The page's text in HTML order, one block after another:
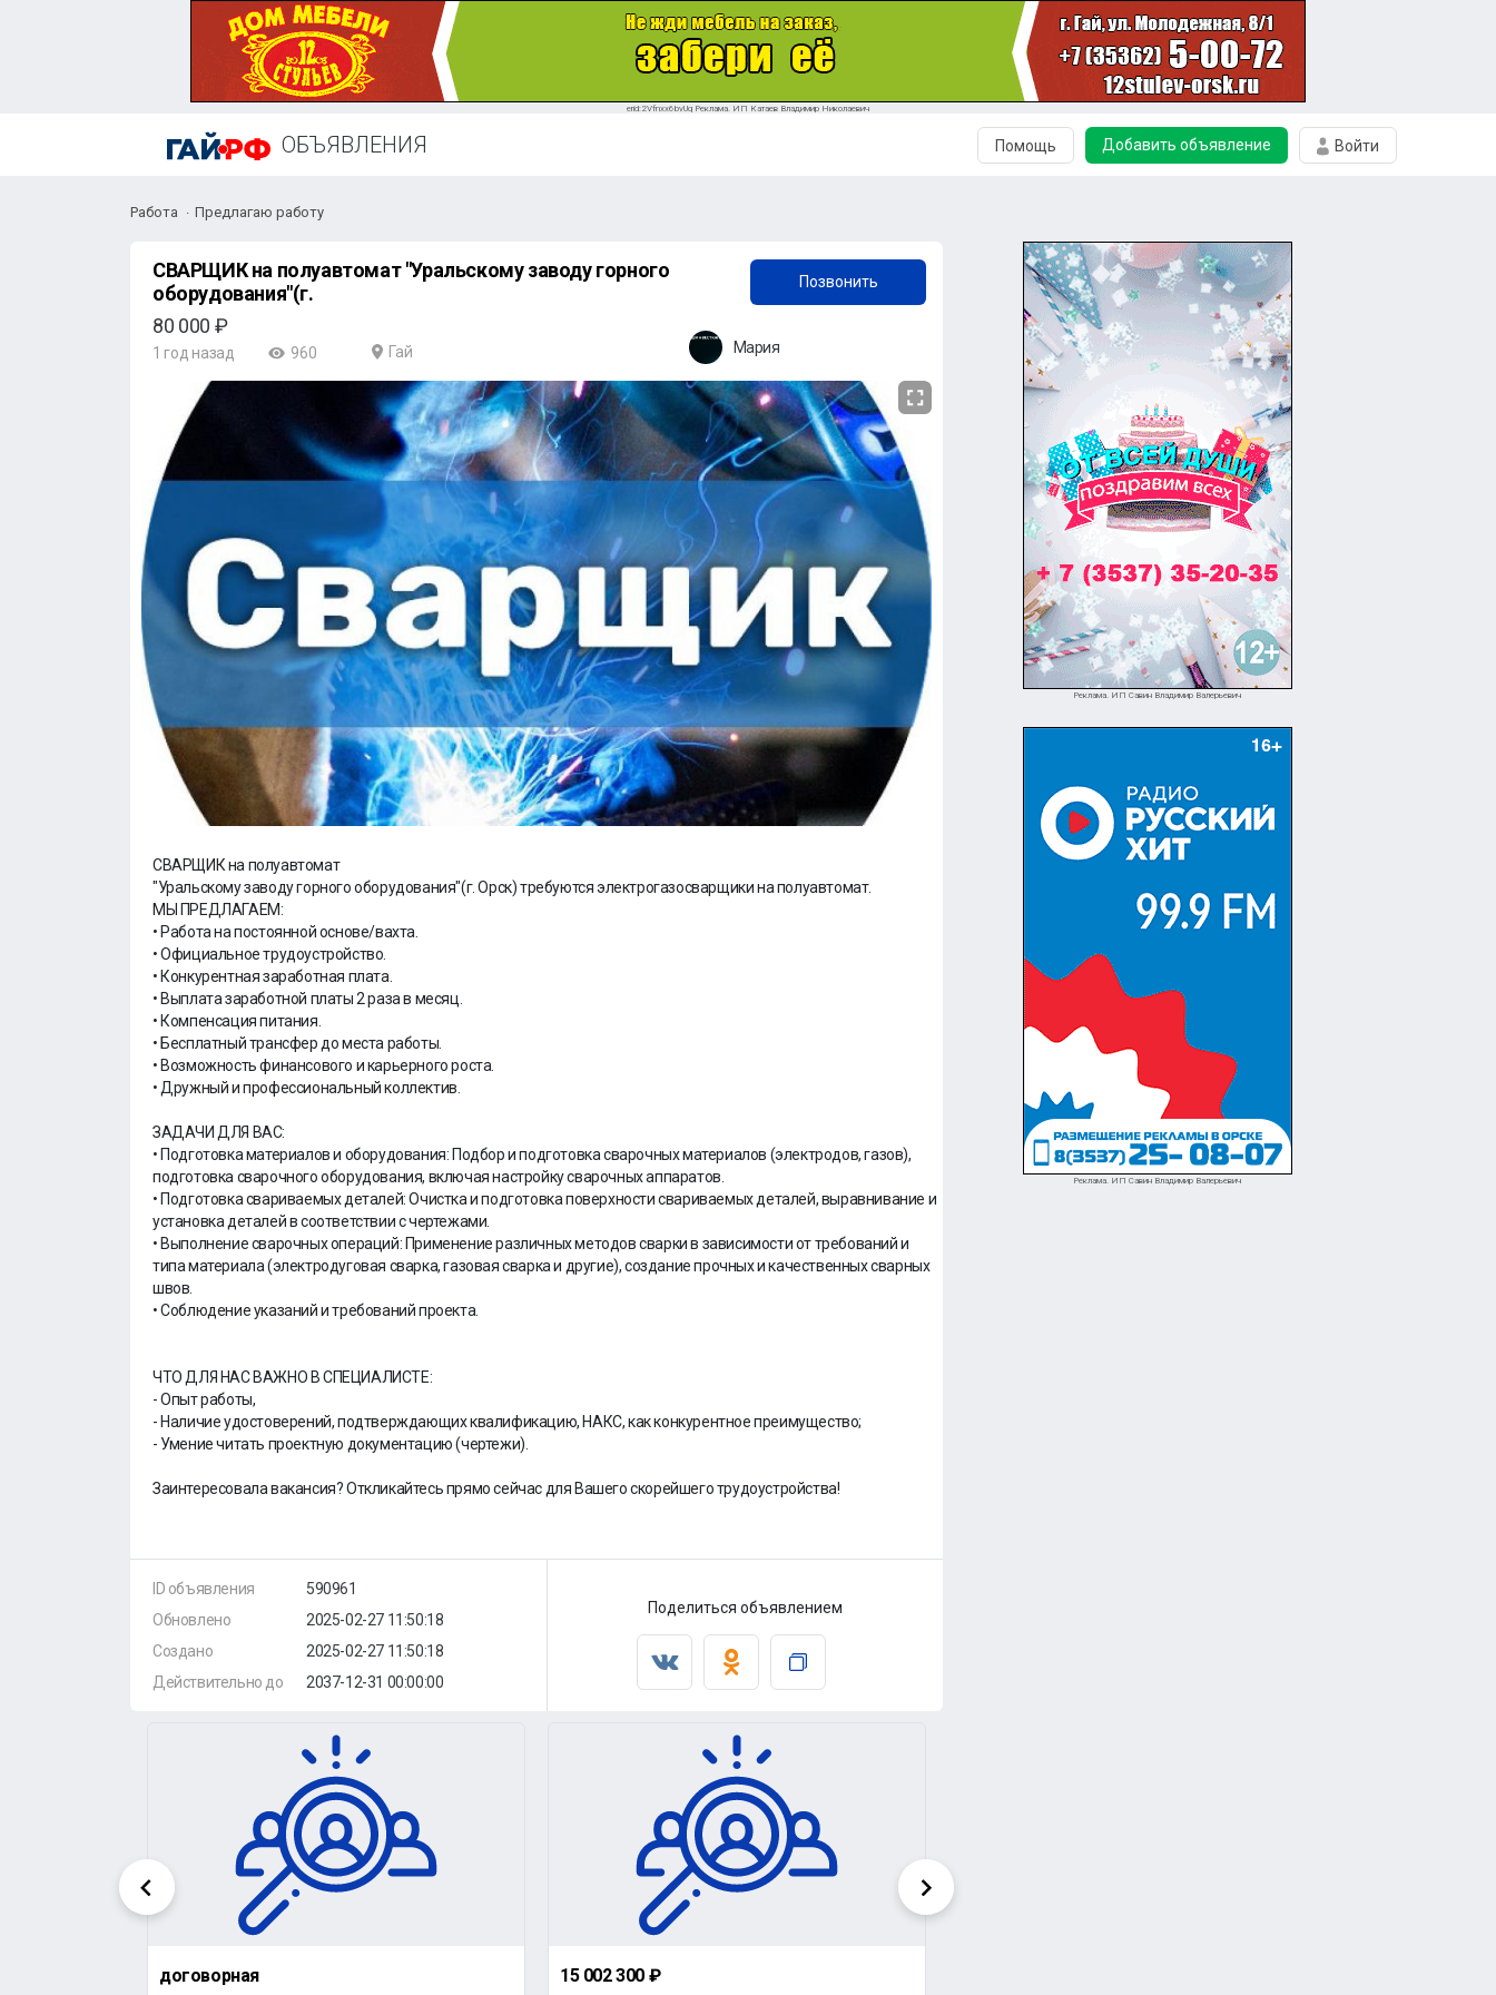
erid:2Vfnxx6bvUq Реклама. ИП Катаев Владимир Николаевич
ОБЪЯВЛЕНИЯ Помощь Добавить объявление Войти
Работа Предлагаю работу
СВАРЩИК на полуавтомат "Уральскому заводу горного
оборудования"(г.
Позвонить
80 000 ₽
1 год назад 960 Гай Мария
СВАРЩИК на полуавтомат
"Уральскому заводу горного оборудования"(г. Орск) требуются электрогазосварщики на полуавтомат.
МЫ ПРЕДЛАГАЕМ:
• Работа на постоянной основе/вахта.
• Официальное трудоустройство.
• Конкурентная заработная плата.
• Выплата заработной платы 2 раза в месяц.
• Компенсация питания.
• Бесплатный трансфер до места работы.
• Возможность финансового и карьерного роста.
• Дружный и профессиональный коллектив.
ЗАДАЧИ ДЛЯ ВАС:
• Подготовка материалов и оборудования: Подбор и подготовка сварочных материалов (электродов, газов),
подготовка сварочного оборудования, включая настройку сварочных аппаратов.
• Подготовка свариваемых деталей: Очистка и подготовка поверхности свариваемых деталей, выравнивание и
установка деталей в соответствии с чертежами.
• Выполнение сварочных операций: Применение различных методов сварки в зависимости от требований и
типа материала (электродуговая сварка, газовая сварка и другие), создание прочных и качественных сварных
швов.
• Соблюдение указаний и требований проекта.
ЧТО ДЛЯ НАС ВАЖНО В СПЕЦИАЛИСТЕ:
- Опыт работы,
- Наличие удостоверений, подтверждающих квалификацию, НАКС, как конкурентное преимущество;
- Умение читать проектную документацию (чертежи).
Заинтересовала вакансия? Откликайтесь прямо сейчас для Вашего скорейшего трудоустройства!
ID объявления
Обновлено
Создано
Действительно до
590961
2025-02-27 11:50:18
2025-02-27 11:50:18
2037-12-31 00:00:00
Поделиться объявлением
договорная 15 002 300 ₽
Реклама. ИП Савин Владимир Валерьевич
Реклама. ИП Савин Владимир Валерьевич